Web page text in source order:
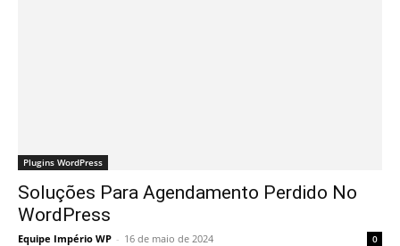
Plugins WordPress
Soluções Para Agendamento Perdido No
WordPress
Equipe Império WP - 16 de maio de 2024 0